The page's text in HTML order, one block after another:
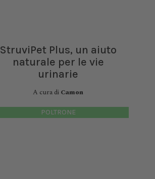
StruviPet Plus, un aiuto
naturale per le vie
urinarie
A cura di Camon
POLTRONE